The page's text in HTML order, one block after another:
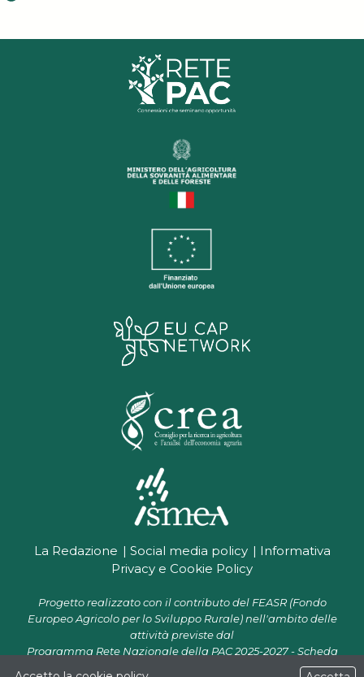
La Redazione Social media policy
Informativa
Privacy e Cookie Policy
Progetto realizzato con il contributo del FEASR (Fondo
Europeo Agricolo per lo Sviluppo Rurale) nell'ambito delle
attività previste dal
Programma Rete Nazionale della PAC 2025-2027 - Scheda
progetto CR 07.01 "Supporto alla Rete PAC per la diffusione e il